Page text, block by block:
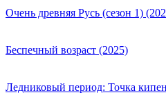
Очень древняя Русь (сезон 1)
Беспечный возраст (2025)
Ледниковый период: Точка